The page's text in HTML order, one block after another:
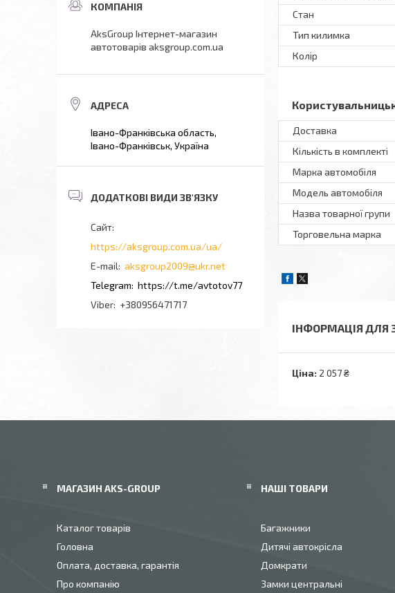
Стан
Тип килимка
Колір
Доставка
Кількість в комплекті
Марка автомобіля
Модель автомобіля
Назва товарної групи
Торговельна марка
ІНФОРМАЦІЯ ДЛЯ
Ціна: 2 057 ₴
AksGroup Інтернет-магазин
автотоварів aksgroup.com.ua
Івано-Франківська область,
Івано-Франківськ, Україна
https://aksgroup.com.ua/ua/
aksgroup2009@ukr.net
https://t.me/avtotov77
+380956471717
МАГАЗИН AKS-GROUP
Каталог товарів
Головна
Оплата, доставка, гарантія
Про компанію
НАШІ ТОВАРИ
Багажники
Дитячі автокрісла
Домкрати
Замки центральні